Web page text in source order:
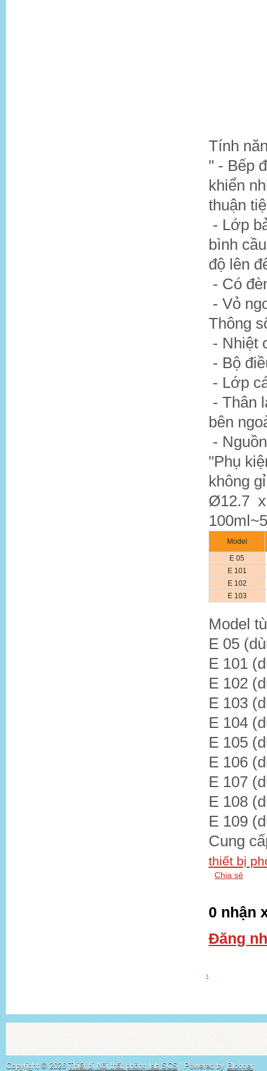
Tính
" - Bếp
khiển
thuận
- Lớp
bình
độ lên
- Có
- Vỏ
Thông
- Nhiệt
- Bộ
- Lớp
- Thân
bên
-
"Phụ
không
Ø12.7 x
Model
E 05
E 101
E 102
E 103
Model
E 05
E 101
E 102
E 103
E 104
E 105
E 106
E 107
E 108
E 109
Cung
thiết bị
Chia sẻ
0 nhận
Đăng
‹
Copyright © 2026 Thiết bị Nội thất phòng lab SCS | Powered by Blogger